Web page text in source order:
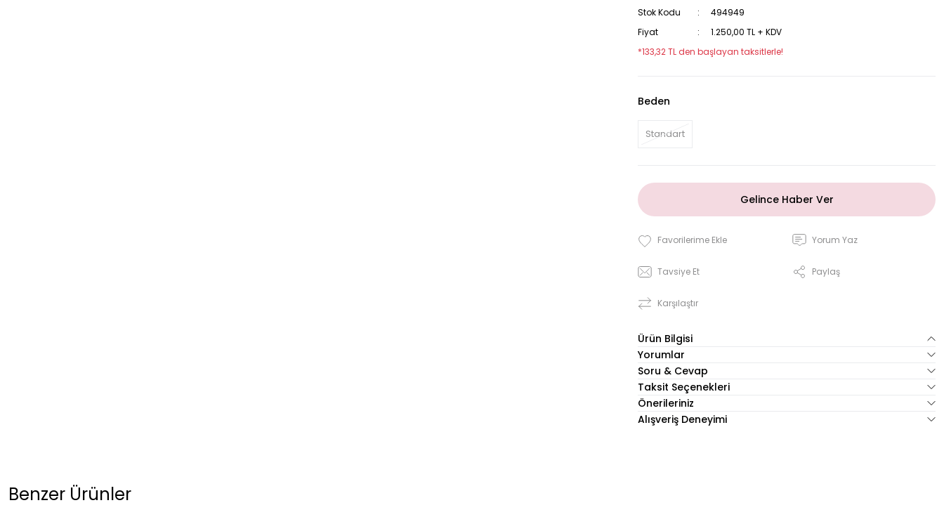
Stok Kodu
494949
Fiyat
1.250,00 TL + KDV
*133,32 TL den başlayan taksitlerle!
Beden
Standart
Gelince Haber Ver
Yorum Yaz
Tavsiye Et Paylaş
Karşılaştır
Ürün Bilgisi
Yorumlar
Soru & Cevap
Taksit Seçenekleri
Önerileriniz
Alışveriş Deneyimi
Benzer Ürünler